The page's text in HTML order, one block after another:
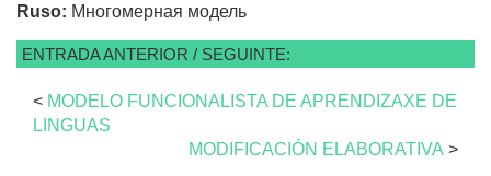
Ruso: Многомерная модель
ENTRADA ANTERIOR / SEGUINTE:
< MODELO FUNCIONALISTA DE APRENDIZAXE DE
LINGUAS
MODIFICACIÓN ELABORATIVA >